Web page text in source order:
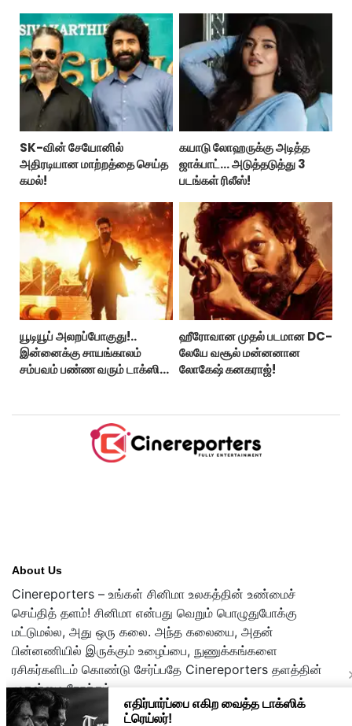
SK-வின் சேயோனில்
அதிரடியான மாற்றத்தை செய்த
கமல்!
கயாடு லோஹருக்கு அடித்த
ஜாக்பாட்... அடுத்தடுத்து 3
படங்கள் ரிலீஸ்!
யூடியூப் அலறப்போகுது!..
இன்னைக்கு சாயங்காலம்
சம்பவம் பண்ண வரும் டாக்ஸிக்
ஹீரோவான முதல் படமான DC-
லேயே வசூல் மன்னனான
லோகேஷ் கனகராஜ்!
About Us
Cinereporters – உங்கள் சினிமா உலகத்தின் உண்மைச்
செய்தித் தளம்! சினிமா என்பது வெறும் பொழுதுபோக்கு
மட்டுமல்ல, அது ஒரு கலை. அந்த கலையை, அதன்
பின்னணியில் இருக்கும் உழைப்பை, நுணுக்கங்களை
ரசிகர்களிடம் கொண்டு சேர்ப்பதே Cinereporters தளத்தின்
முதன்மை நோக்கம்.